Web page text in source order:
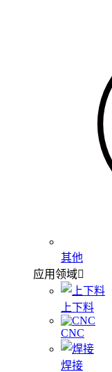
其他
应用领域
上下料
CNC
焊接